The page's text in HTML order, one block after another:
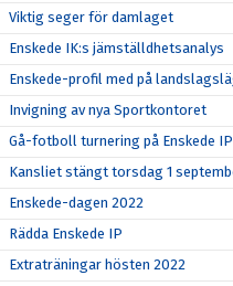
Viktig seger för damlaget
Enskede IK:s jämställdhetsanalys
Enskede-profil med på
Invigning av nya Sportkontoret
Gå-fotboll turnering på Enskede IP
Kansliet stängt torsdag 1
Enskede-dagen 2022
Rädda Enskede IP
Extraträningar hösten 2022